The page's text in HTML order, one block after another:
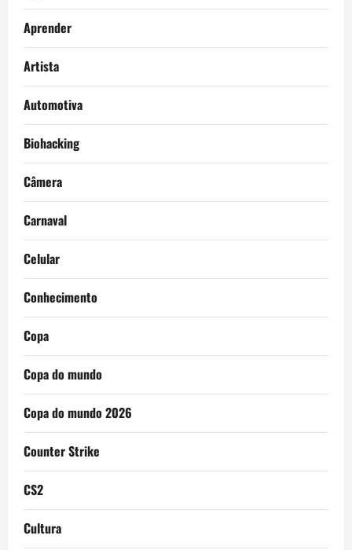
Aprender
Artista
Automotiva
Biohacking
Câmera
Carnaval
Celular
Conhecimento
Copa
Copa do mundo
Copa do mundo 2026
Counter Strike
CS2
Cultura